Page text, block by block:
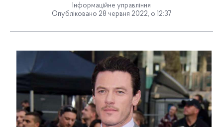
Інформаційне управління
Опубліковано 28 червня 2022, о 12:37